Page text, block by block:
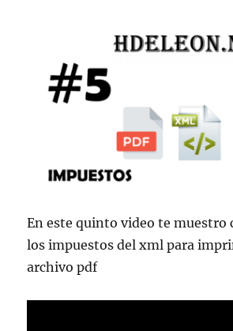
En este quinto video te muestro
los impuestos del xml para
archivo pdf